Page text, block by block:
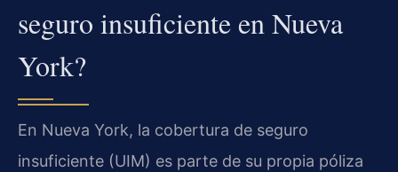
seguro insuficiente en Nueva
York?
En Nueva York, la cobertura de seguro
insuficiente (UIM) es parte de su propia póliza